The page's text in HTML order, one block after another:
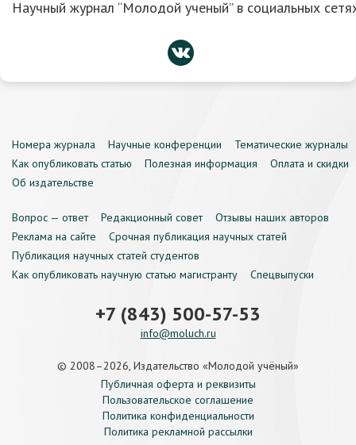
Научный журнал “Молодой ученый” в социальных
Номера журнала Научные конференции
Тематические журналы
Как опубликовать статью
Полезная информация
Оплата и скидки
Об издательстве
Вопрос — ответ Редакционный совет
Отзывы наших авторов
Реклама на сайте
Срочная публикация научных статей
Публикация научных статей студентов
Как опубликовать научную статью магистранту
Спецвыпуски
+7 (843) 500-57-53
info@moluch.ru
© 2008–2026, Издательство «Молодой учёный»
Публичная оферта и реквизиты
Пользовательское соглашение
Политика конфиденциальности
Политика рекламной рассылки